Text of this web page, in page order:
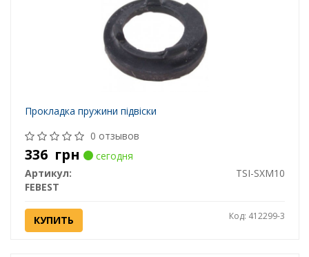
Прокладка пружини підвіски
0 отзывов
336 грн
сегодня
Артикул:
TSI-SXM10
FEBEST
КУПИТЬ Код: 412299-3